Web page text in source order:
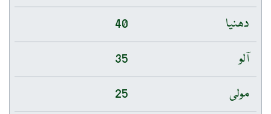
دھنیا
40
آلو
35
مولی
25